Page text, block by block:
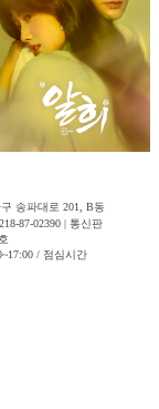
송파대로 201, B동
87-02390 | 통신판
/ 점심시간